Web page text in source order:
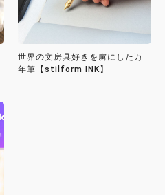
世界の文房具好きを虜にした万
年筆【stilform INK】